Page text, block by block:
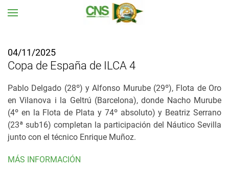
04/11/2025
Copa de España de ILCA 4
Pablo Delgado (28º) y Alfonso Murube (29º), Flota de Oro
en Vilanova i la Geltrú (Barcelona), donde Nacho Murube
(4º en la Flota de Plata y 74º absoluto) y Beatriz Serrano
(23ª sub16) completan la participación del Náutico Sevilla
junto con el técnico Enrique Muñoz.
MÁS INFORMACIÓN